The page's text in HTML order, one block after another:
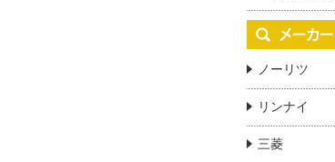
ノーリツ
リンナイ
三菱